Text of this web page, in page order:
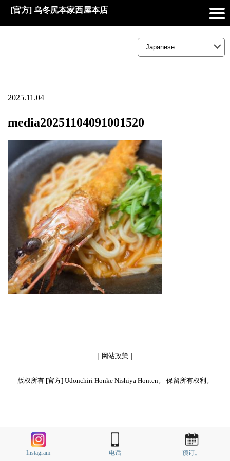
[官方] 乌冬尻本家西屋本店
2025.11.04
media20251104091001520
网站政策
版权所有 [官方] Udonchiri Honke Nishiya Honten。 保留所有权利。
Instagram 电话 预订。